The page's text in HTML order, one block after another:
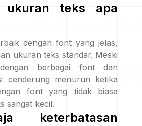
teks apa
dengan font yang jelas,
ukuran teks standar. Meski
berbagai font dan
cenderung menurun ketika
font yang tidak biasa
sangat kecil.
keterbatasan